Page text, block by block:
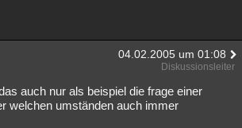
04.02.2005 um 01:08
Diskussionsleiter
auch nur als beispiel die frage einer
welchen umständen auch immer